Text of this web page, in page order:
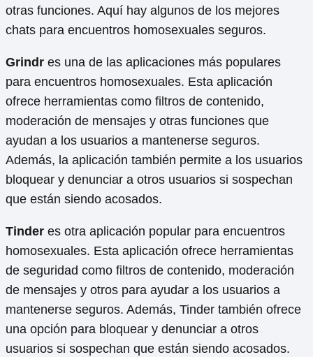
otras funciones. Aquí hay algunos de los mejores
chats para encuentros homosexuales seguros.
Grindr es una de las aplicaciones más populares
para encuentros homosexuales. Esta aplicación
ofrece herramientas como filtros de contenido,
moderación de mensajes y otras funciones que
ayudan a los usuarios a mantenerse seguros.
Además, la aplicación también permite a los usuarios
bloquear y denunciar a otros usuarios si sospechan
que están siendo acosados.
Tinder es otra aplicación popular para encuentros
homosexuales. Esta aplicación ofrece herramientas
de seguridad como filtros de contenido, moderación
de mensajes y otros para ayudar a los usuarios a
mantenerse seguros. Además, Tinder también ofrece
una opción para bloquear y denunciar a otros
usuarios si sospechan que están siendo acosados.